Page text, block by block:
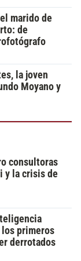
marido de
de
la joven
Moyano y
consultoras
y la crisis de
primeros
derrotados